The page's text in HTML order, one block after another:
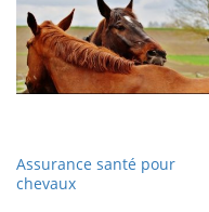
Assurance santé pour
chevaux